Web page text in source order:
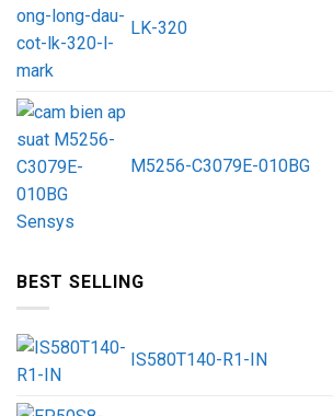
LK-320
M5256-C3079E-010BG
BEST SELLING
IS580T140-R1-IN